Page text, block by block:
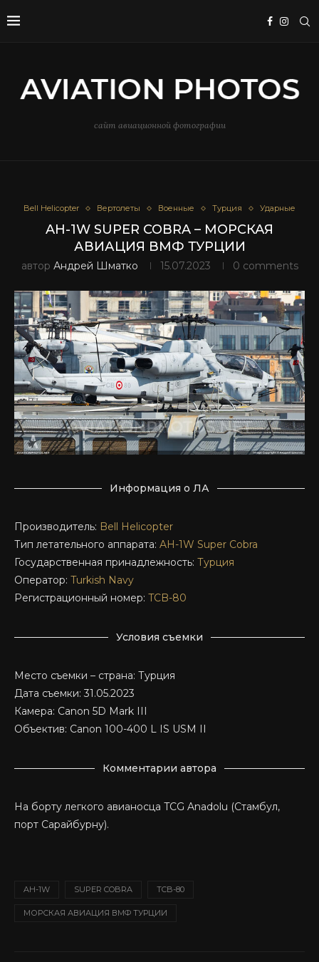
сайт авиационной фотографии
Bell Helicopter Вертолеты Военные Турция Ударные
AH-1W SUPER COBRA – МОРСКАЯ
АВИАЦИЯ ВМФ ТУРЦИИ
автор Андрей Шматко 15.07.2023 0 comments
Информация о ЛА
Производитель: Bell Helicopter
Тип летательного аппарата: AH-1W Super Cobra
Государственная принадлежность: Турция
Оператор: Turkish Navy
Регистрационный номер: TCB-80
Условия съемки
Место съемки – страна: Турция
Дата съемки: 31.05.2023
Камера: Canon 5D Mark III
Объектив: Canon 100-400 L IS USM II
Комментарии автора
На борту легкого авианосца TCG Anadolu (Стамбул,
порт Сарайбурну).
AH-1W SUPER COBRA TCB-80
МОРСКАЯ АВИАЦИЯ ВМФ ТУРЦИИ